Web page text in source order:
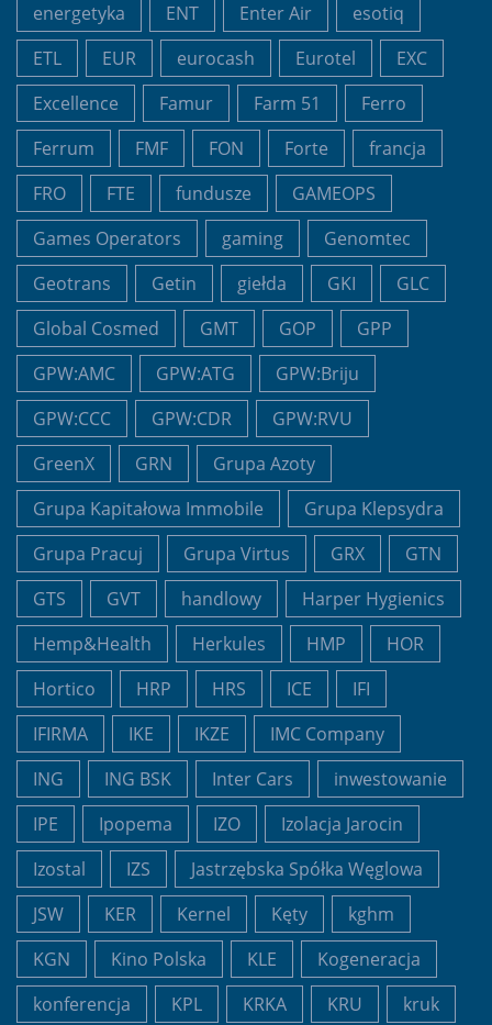
energetyka
ENT Enter Air
esotiq
ETL
EUR eurocash Eurotel
EXC
Excellence
Famur Farm 51
Ferro
Ferrum
FMF FON Forte
francja
FRO
FTE fundusze
GAMEOPS
Games Operators
gaming
Genomtec
Geotrans
Getin giełda GKI
GLC
Global Cosmed
GMT GOP
GPP
GPW:AMC
GPW:ATG
GPW:Briju
GPW:CCC
GPW:CDR
GPW:RVU
GreenX
GRN
Grupa Azoty
Grupa Kapitałowa Immobile
Grupa Klepsydra
Grupa Pracuj
Grupa Virtus GRX
GTN
GTS
GVT handlowy
Harper Hygienics
Hemp&Health
Herkules HMP
HOR
Hortico
HRP HRS ICE
IFI
IFIRMA
IKE IKZE
IMC Company
ING
ING BSK Inter Cars
inwestowanie
IPE
Ipopema IZO
Izolacja Jarocin
Izostal
IZS
Jastrzębska Spółka Węglowa
JSW
KER Kernel Kęty
kghm
KGN
Kino Polska KLE
Kogeneracja
konferencja
KPL KRKA KRU kruk